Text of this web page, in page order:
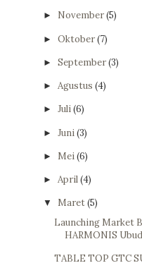
► November(5)
► Oktober(7)
► September(3)
► Agustus (4)
► Juli(6)
► Juni(3)
► Mei(6)
► April(4)
▼ Maret(5)
Launching Market
HARMONIS
TABLE TOP GTC